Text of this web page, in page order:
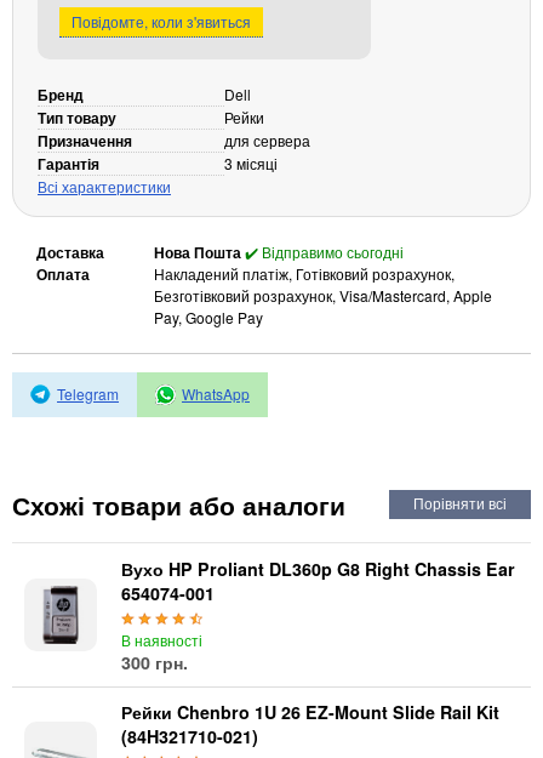
Кабелі та роз'єми
Хаби і кардридери
Фильтри та стабілізатори
Павербанки
Кабелі, роз'єми, перехідники
Акумулятори
Зовнішні блоки живлення
Периферійні пристрої
Клавіатури, миші, комплекти
Автономне живлення
Автоматичні вимикачі
Інвертори напруги
Акумулятори для ДБЖ
Повідомте, коли з'явиться
Бренд Dell
Тип товару Рейки
Призначення для сервера
Гарантія
3 місяці
Всі характеристики
Доставка Нова Пошта✔️ Відправимо сьогодні
Оплата
Накладений платіж, Готівковий розрахунок,
Безготівковий розрахунок, Visa/Mastercard, Apple
Pay, Google Pay
Telegram WhatsApp
Схожі товари або аналоги
Вухо HP Proliant DL360p G8 Right Chassis Ear
654074-001
В наявності
300 грн.
Рейки Chenbro 1U 26 EZ-Mount Slide Rail Kit
(84H321710-021)